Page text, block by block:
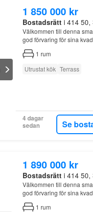
1 850 000 kr
Bostadsrätti 414 50,
Välkommen till denna
god förvaring för sina
1 rum
Utrustat kök Terrass
4 dagar
sedan
Se
1 890 000 kr
Bostadsrätti 414 50,
Välkommen till denna
god förvaring för sina
1 rum